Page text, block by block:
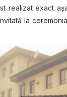
realizat exact
la